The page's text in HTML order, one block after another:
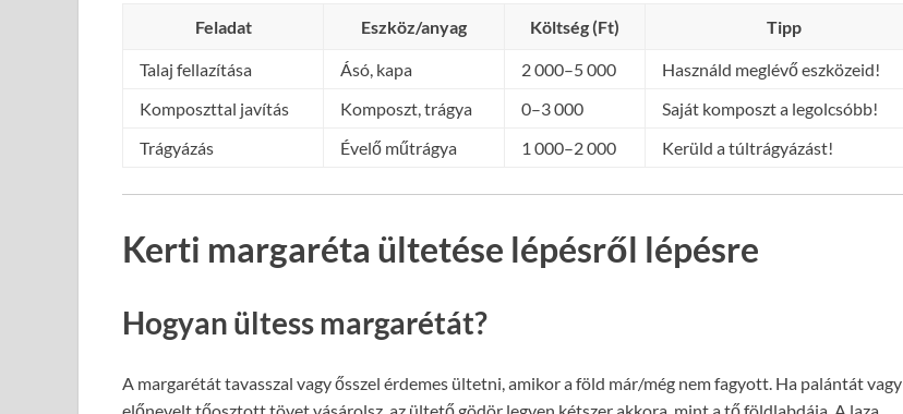
Feladat Eszköz/anyag Költség (Ft) Tipp
Talaj fellazítása Ásó, kapa 2 000–5 000
Használd meglévő eszközeid!
Komposzttal javítás
Komposzt, trágya 0–3 000
Saját komposzt a legolcsóbb!
Trágyázás
Évelő műtrágya 1 000–2 000 Kerüld a túltrágyázást!
Kerti margaréta ültetése lépésről lépésre
Hogyan ültess margarétát?
A margarétát tavasszal vagy ősszel érdemes ültetni, amikor a föld már/még nem fagyott. Ha palántát vagy